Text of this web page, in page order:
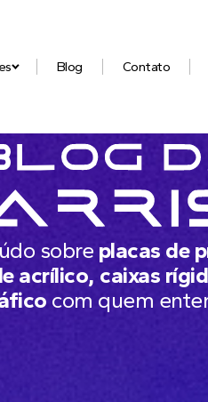
Blog Contato
sobre placas de
acrílico, caixas
com quem